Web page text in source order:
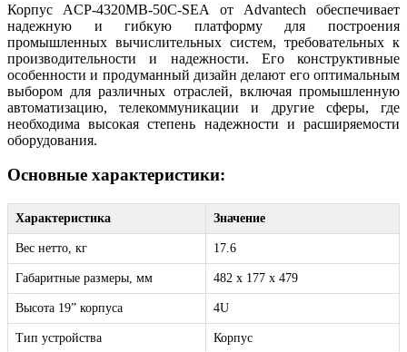
Корпус ACP-4320MB-50C-SEA от Advantech обеспечивает
надежную и гибкую платформу для построения
промышленных вычислительных систем, требовательных к
производительности и надежности. Его конструктивные
особенности и продуманный дизайн делают его оптимальным
выбором для различных отраслей, включая промышленную
автоматизацию, телекоммуникации и другие сферы, где
необходима высокая степень надежности и расширяемости
оборудования.
Основные характеристики:
Характеристика Значение
Вес нетто, кг 17.6
Габаритные размеры, мм 482 x 177 x 479
Высота 19” корпуса 4U
Тип устройства Корпус